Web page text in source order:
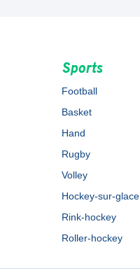
Sports
Football
Basket
Hand
Rugby
Volley
Hockey-sur-glace
Rink-hockey
Roller-hockey